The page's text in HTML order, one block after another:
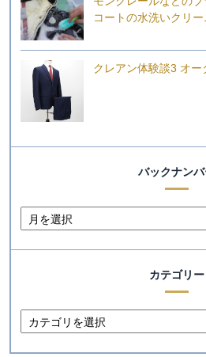
コートの水洗いクリ
クレアン体験談3 オー
バックナン
カテゴリー